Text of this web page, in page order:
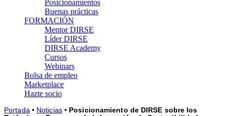
Posicionamientos
Buenas prácticas
FORMACIÓN
Mentor DIRSE
Líder DIRSE
DIRSE Academy
Cursos
Webinars
Bolsa de empleo
Marketplace
Hazte socio
Portada• Noticias• Posicionamiento de DIRSE sobre los